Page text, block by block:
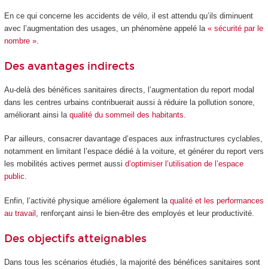
En ce qui concerne les accidents de vélo, il est attendu qu’ils diminuent
avec l’augmentation des usages, un phénomène appelé la « sécurité par le
nombre ».
Des avantages indirects
Au-delà des bénéfices sanitaires directs, l’augmentation du report modal
dans les centres urbains contribuerait aussi à réduire la pollution sonore,
améliorant ainsi la qualité du sommeil des habitants
Par ailleurs, consacrer davantage d’espaces aux infrastructures cyclables,
notamment en limitant l’espace dédié à la voiture, et générer du report vers
les mobilités actives permet aussi d’optimiser l’utilisation de l’espace
public.
Enfin, l’activité physique améliore également la qualité et les performances
au travail , renforçant ainsi le bien-être des employés et leur productivité.
Des objectifs atteignables
Dans tous les scénarios étudiés, la majorité des bénéfices sanitaires sont